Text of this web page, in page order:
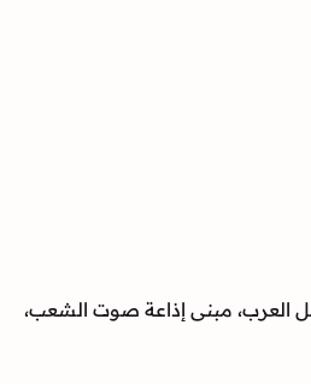
العرب، مبنى إذاعة صوت الشعب،